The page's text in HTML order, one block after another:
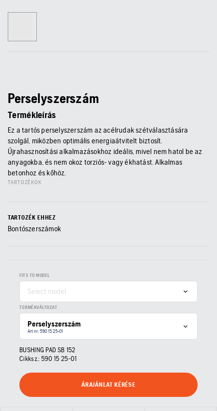
Perselyszerszám
Termékleírás
Ez a tartós perselyszerszám az acélrudak szétválasztására
szolgál, miközben optimális energiaátvitelt biztosít.
Újrahasznosítási alkalmazásokhoz ideális, mivel nem hatol be az
anyagokba, és nem okoz torziós- vagy ékhatást. Alkalmas
betonhoz és kőhöz.
TARTOZÉKOK
TARTOZÉK EHHEZ
Bontószerszámok
FITS TO MODEL
Select model
TERMÉKVÁLTOZAT
Perselyszerszám
Art nr: 590 15 25‑01
BUSHING PAD SB 152
Cikksz.: 590 15 25‑01
ÁRAJÁNLAT KÉRÉSE